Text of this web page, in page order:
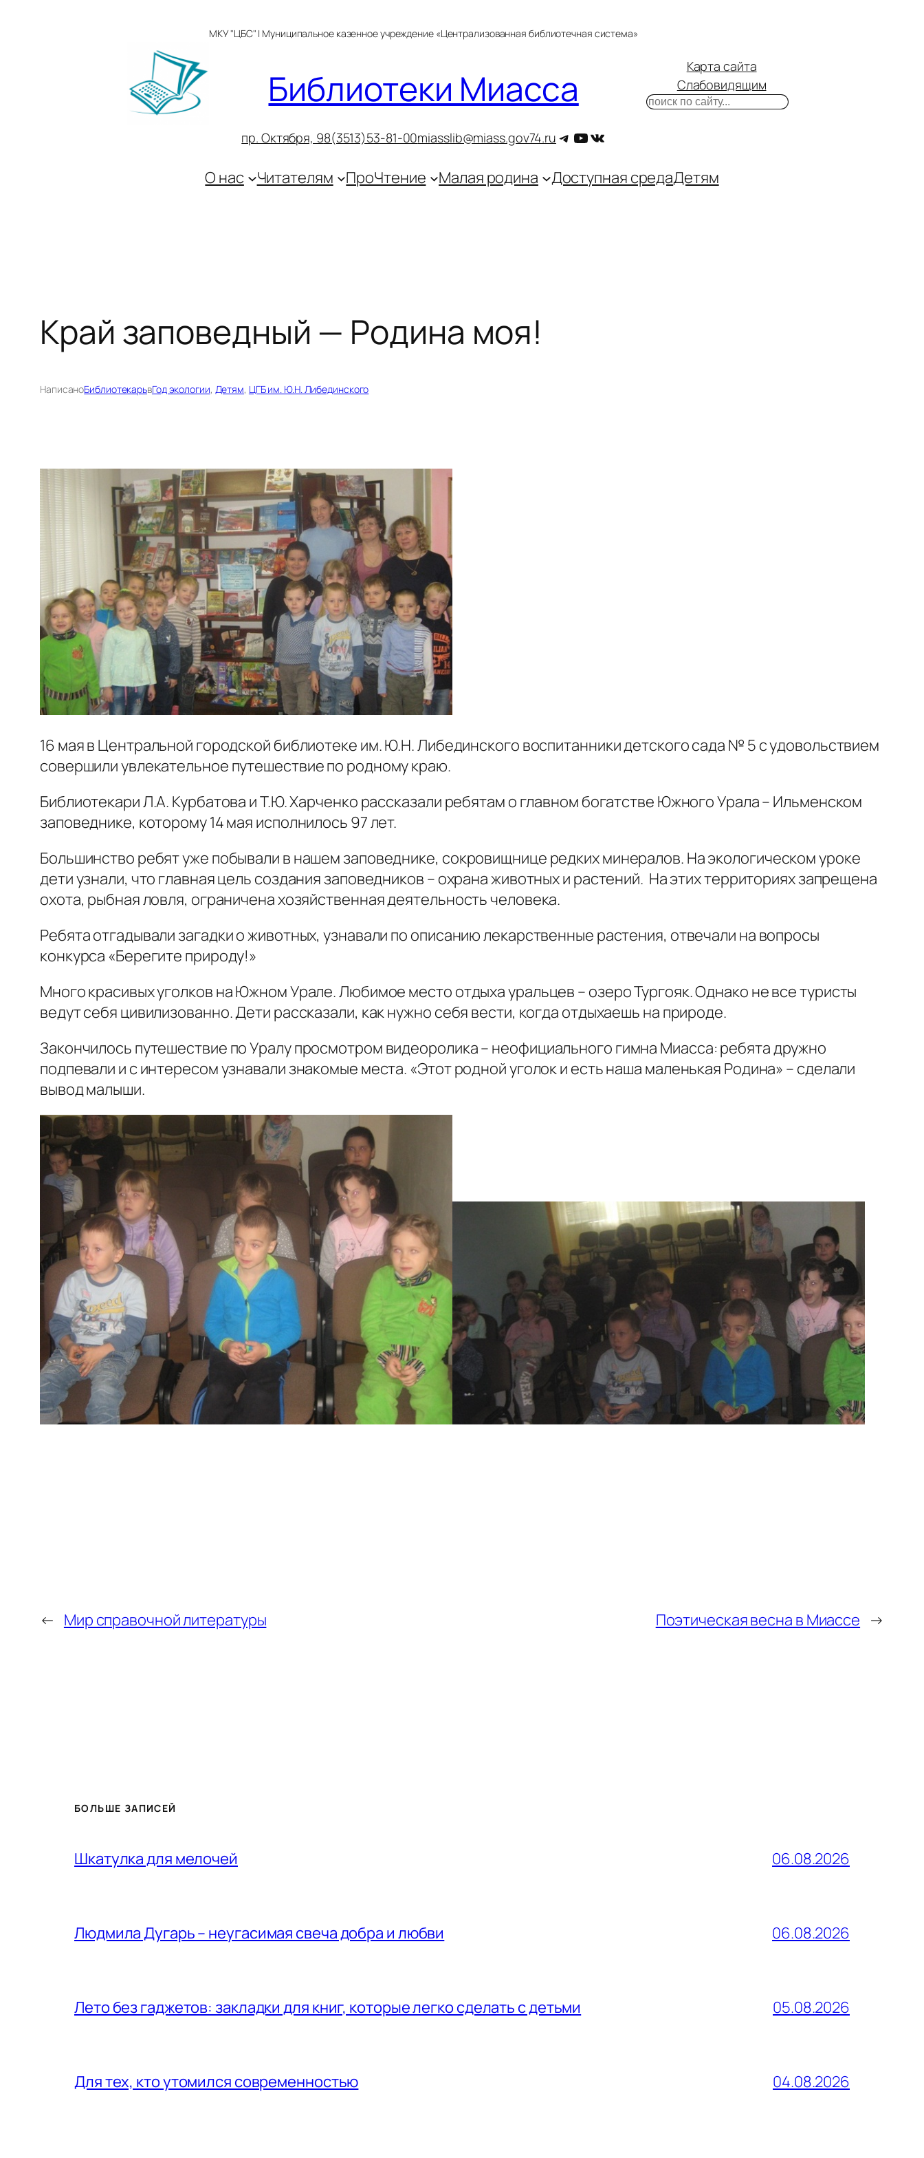
МКУ "ЦБС" | Муниципальное казенное учреждение «Централизованная библиотечная система»
Библиотеки Миасса
пр. Октября, 98(3513)53-81-00miasslib@miass.gov74.ru Telegram
YouTube
ВКонтакте
Карта сайта
Слабовидящим
Поиск
О нас Читателям ПроЧтение Малая родина Доступная средаДетям
Край заповедный — Родина моя!
НаписаноБиблиотекарьвГод экологии, Детям, ЦГБ им. Ю.Н. Либединского
16 мая в Центральной городской библиотеке им. Ю.Н. Либединского воспитанники детского сада № 5 с удовольствием
совершили увлекательное путешествие по родному краю.
Библиотекари Л.А. Курбатова и Т.Ю. Харченко рассказали ребятам о главном богатстве Южного Урала – Ильменском
заповеднике, которому 14 мая исполнилось 97 лет.
Большинство ребят уже побывали в нашем заповеднике, сокровищнице редких минералов. На экологическом уроке
дети узнали, что главная цель создания заповедников – охрана животных и растений. На этих территориях запрещена
охота, рыбная ловля, ограничена хозяйственная деятельность человека.
Ребята отгадывали загадки о животных, узнавали по описанию лекарственные растения, отвечали на вопросы
конкурса «Берегите природу!»
Много красивых уголков на Южном Урале. Любимое место отдыха уральцев – озеро Тургояк. Однако не все туристы
ведут себя цивилизованно. Дети рассказали, как нужно себя вести, когда отдыхаешь на природе.
Закончилось путешествие по Уралу просмотром видеоролика – неофициального гимна Миасса: ребята дружно
подпевали и с интересом узнавали знакомые места. «Этот родной уголок и есть наша маленькая Родина» – сделали
вывод малыши.
← Мир справочной литературы Поэтическая весна в Миассе →
БОЛЬШЕ ЗАПИСЕЙ
Шкатулка для мелочей 06.08.2026
Людмила Дугарь – неугасимая свеча добра и любви 06.08.2026
Лето без гаджетов: закладки для книг, которые легко сделать с детьми 05.08.2026
Для тех, кто утомился современностью 04.08.2026